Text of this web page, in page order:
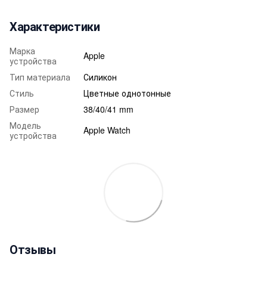
Характеристики
Марка
устройства
Apple
Тип материала
Силикон
Стиль
Цветные однотонные
Размер
38/40/41 mm
Модель
устройства
Apple Watch
Отзывы